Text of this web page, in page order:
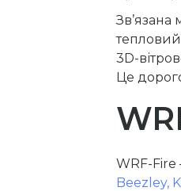
Зв’язана
3D-
Це
WRF-Fire
Beezley,